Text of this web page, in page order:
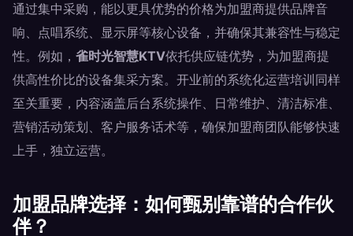
通过集中采购，能以更具优势的价格为加盟商提供品牌音
响、点唱系统、显示屏等核心设备，并确保其兼容性与稳定
性。例如， 雀时光智慧KTV依托供应链优势，为加盟商提
供高性价比的设备集采方案。开业前的系统化运营培训同样
至关重要，内容涵盖后台系统操作、日常维护、清洁标准、
营销活动策划、客户服务话术等，确保加盟商团队能够快速
上手，独立运营。
加盟品牌选择：如何甄别靠谱的合作伙
伴？